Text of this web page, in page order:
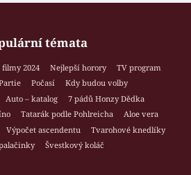
témata
2024 Nejlepší horory
TV program
Počasí
Kdy budou volby
Auto – katalog
7 pádů Honzy Dědka
Tatarák podle Pohlreicha
Aloe vera
Výpočet ascendentu
Tvarohové knedlíky
Švestkový koláč